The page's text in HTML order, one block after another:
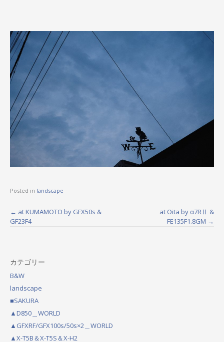
Posted in landscape
P
s
t
n
a
v
i
← at KUMAMOTO by GFX50s &
GF23F4
at Oita by α7RⅡ &
FE135F1.8GM →
カテゴリー
B&W
landscape
■SAKURA
▲D850＿WORLD
▲GFXRF/GFX100s/50s×2＿WORLD
▲X-T5B＆X-T5S＆X-H2